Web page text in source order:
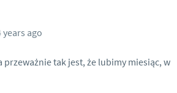
years ago
tak jest, że lubimy miesiąc, w